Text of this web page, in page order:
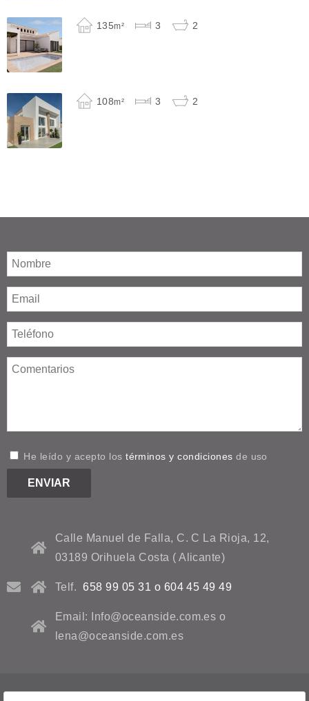
135m² 3 2
108m² 3 2
He leído y acepto lostérminos y condiciones de uso
Calle Manuel de Falla, C. C La Rioja, 12,
03189 Orihuela Costa ( Alicante)
Telf. 658 99 05 31 o 604 45 49 49
Email: Info@oceanside.com.es o
lena@oceanside.com.es